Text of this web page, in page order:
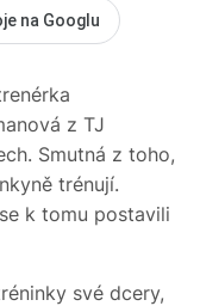
na Googlu
z TJ
Smutná z toho,
trénují.
k tomu postavili
své dcery,